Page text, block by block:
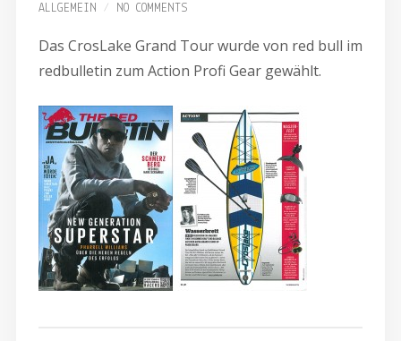
ALLGEMEIN
NO COMMENTS
Das CrosLake Grand Tour wurde von red bull im
redbulletin zum Action Profi Gear gewählt.